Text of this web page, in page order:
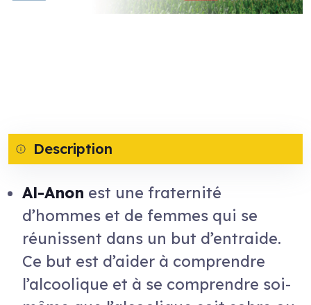
Description
Al-Anon est une fraternité
d’hommes et de femmes qui se
réunissent dans un but d’entraide.
Ce but est d’aider à comprendre
l’alcoolique et à se comprendre soi-